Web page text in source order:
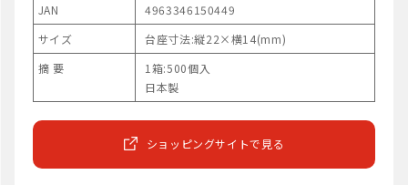
JAN
4963346150449
サイズ
台座寸法:縦22×横14(mm)
摘 要
1箱:500個入
日本製
ショッピングサイトで見る